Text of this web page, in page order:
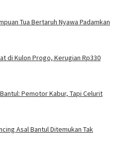
Tua Bertaruh Nyawa Padamkan
di Kulon Progo, Kerugian Rp330
Pemotor Kabur, Tapi Celurit
Asal Bantul Ditemukan Tak